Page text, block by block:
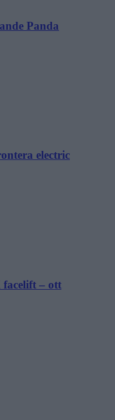
Panda
electric
facelift – ott